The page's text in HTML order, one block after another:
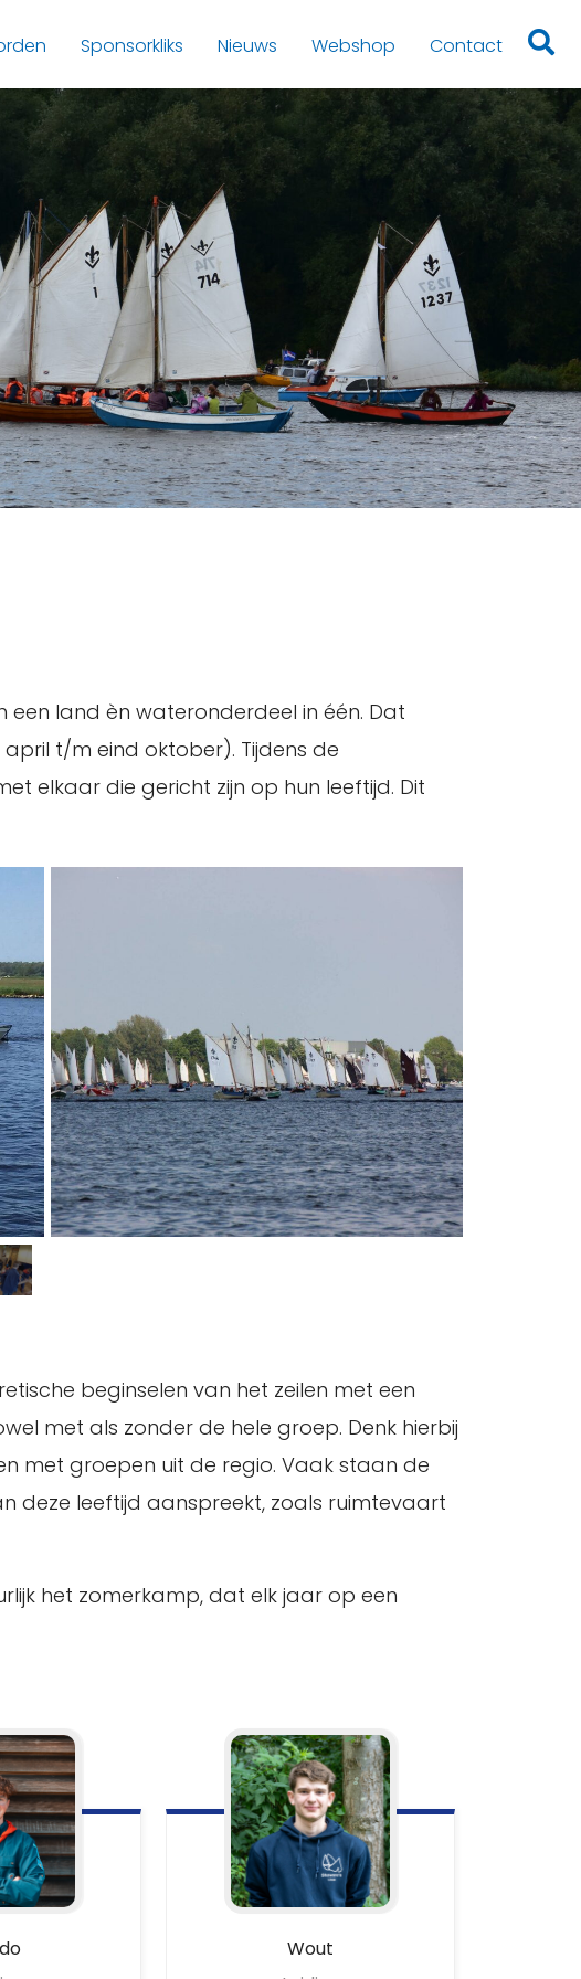
Sponsorkliks Nieuws Webshop Contact
een land èn wateronderdeel in één. Dat
t/m eind oktober). Tijdens de
elkaar die gericht zijn op hun leeftijd. Dit
beginselen van het zeilen met een
met als zonder de hele groep. Denk hierbij
met groepen uit de regio. Vaak staan de
deze leeftijd aanspreekt, zoals ruimtevaart
het zomerkamp, dat elk jaar op een
Wout